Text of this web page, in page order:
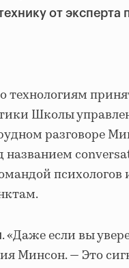
от эксперта
Школы
разговоре
названием
психологов
. «Даже если вы
Минсон. — Это